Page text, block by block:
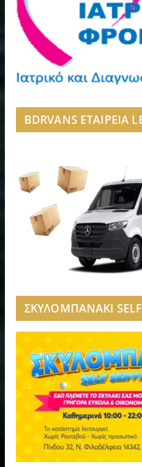
BDRVANS ΕΤΑΙΡΕΙΑ
ΣΚΥΛΟΜΠΑΝΑΚΙ SELF